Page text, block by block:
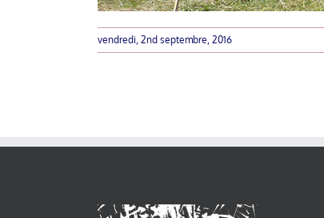
vendredi, 2nd septembre, 2016